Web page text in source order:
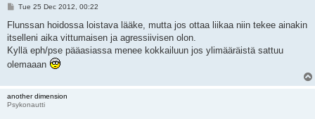
P
s
Tue 25 Dec 2012, 00:22
Flunssan hoidossa loistava lääke, mutta jos ottaa liikaa niin tekee ainakin
itselleni aika vittumaisen ja agressiivisen olon.
Kyllä eph/pse pääasiassa menee kokkailuun jos ylimääräistä sattuu
olemaaan
another dimension
Psykonautti